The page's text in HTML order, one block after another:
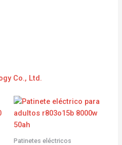
Co., Ltd.
Patinetes eléctricos